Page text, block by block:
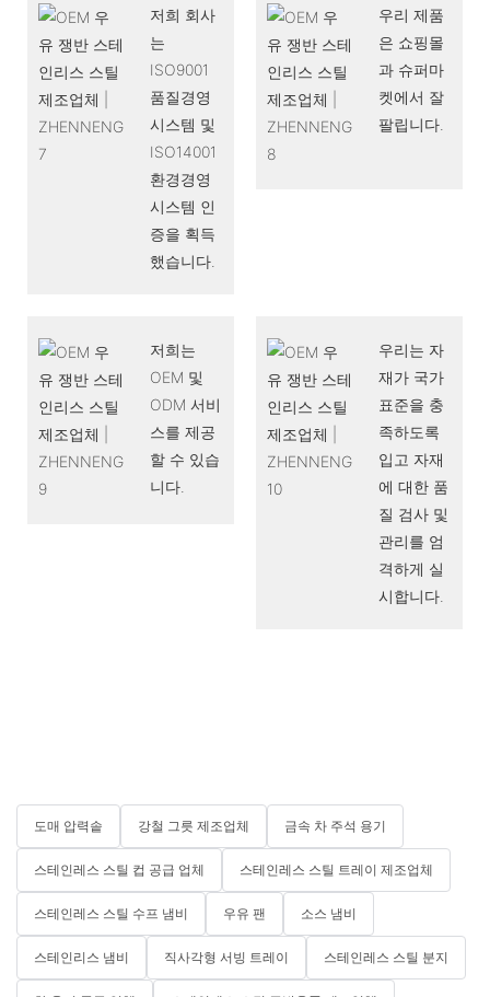
저희 회사
는
ISO9001
품질경영
시스템 및
ISO14001
환경경영
시스템 인
증을 획득
했습니다.
우리 제품
은 쇼핑몰
과 슈퍼마
켓에서 잘
팔립니다.
저희는
OEM 및
ODM 서비
스를 제공
할 수 있습
니다.
우리는 자
재가 국가
표준을 충
족하도록
입고 자재
에 대한 품
질 검사 및
관리를 엄
격하게 실
시합니다.
도매 압력솥 강철 그릇 제조업체 금속 차 주석 용기
스테인레스 스틸 컵 공급 업체 스테인레스 스틸 트레이 제조업체
스테인레스 스틸 수프 냄비 우유 팬 소스 냄비
스테인리스 냄비 직사각형 서빙 트레이 스테인레스 스틸 분지